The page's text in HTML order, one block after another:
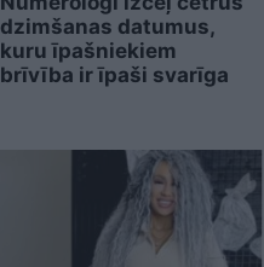
dzimšanas datumus,
kuru īpašniekiem
brīvība ir īpaši svarīga